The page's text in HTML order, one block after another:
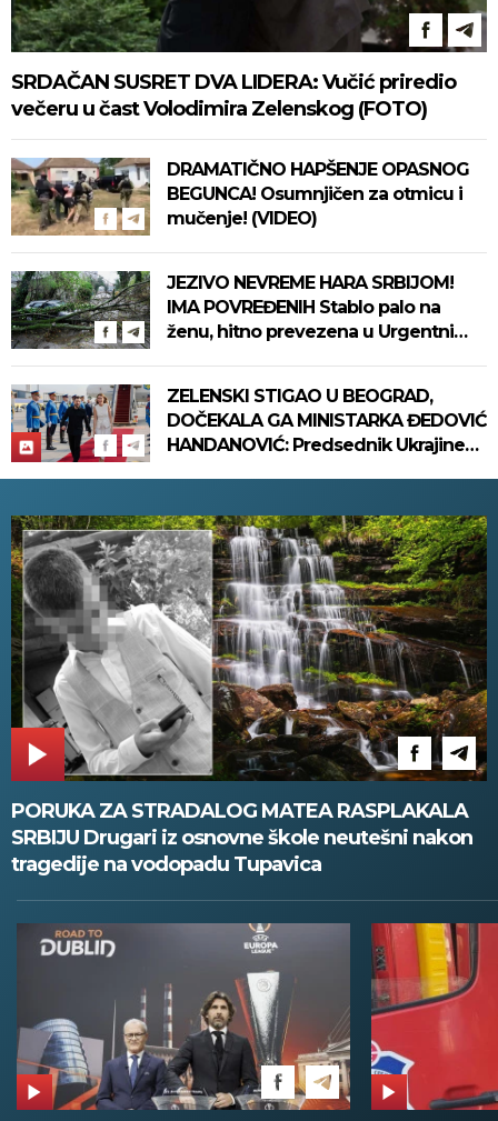
SRDAČAN SUSRET DVA LIDERA: Vučić priredio
večeru u čast Volodimira Zelenskog (FOTO)
DRAMATIČNO HAPŠENJE OPASNOG
BEGUNCA! Osumnjičen za otmicu i
mučenje! (VIDEO)
JEZIVO NEVREME HARA SRBIJOM!
IMA POVREĐENIH Stablo palo na
ženu, hitno prevezena u Urgentni
ZELENSKI STIGAO U BEOGRAD,
DOČEKALA GA MINISTARKA ĐEDOVIĆ
HANDANOVIĆ: Predsednik Ukrajine
PORUKA ZA STRADALOG MATEA RASPLAKALA
SRBIJU Drugari iz osnovne škole neutešni nakon
tragedije na vodopadu Tupavica